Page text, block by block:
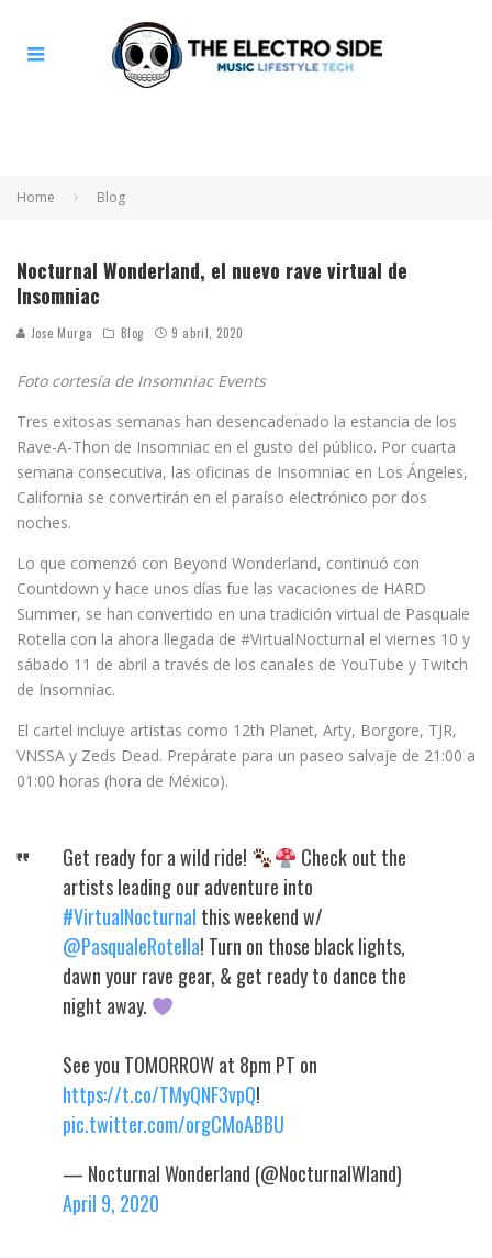
Home Blog
Nocturnal Wonderland, el nuevo rave virtual de
Insomniac
Jose Murga Blog 9 abril, 2020
Foto cortesía de Insomniac Events
Tres exitosas semanas han desencadenado la estancia de los
Rave-A-Thon de Insomniac en el gusto del público. Por cuarta
semana consecutiva, las oficinas de Insomniac en Los Ángeles,
California se convertirán en el paraíso electrónico por dos
noches.
Lo que comenzó con Beyond Wonderland, continuó con
Countdown y hace unos días fue las vacaciones de HARD
Summer, se han convertido en una tradición virtual de Pasquale
Rotella con la ahora llegada de #VirtualNocturnal el viernes 10 y
sábado 11 de abril a través de los canales de YouTube y Twitch
de Insomniac.
El cartel incluye artistas como 12th Planet, Arty, Borgore, TJR,
VNSSA y Zeds Dead. Prepárate para un paseo salvaje de 21:00 a
01:00 horas (hora de México).
Get ready for a wild ride!
Check out the
artists leading our adventure into
#VirtualNocturnal this weekend w/
@PasqualeRotella! Turn on those black lights,
dawn your rave gear, & get ready to dance the
night away.
See you TOMORROW at 8pm PT on
https://t.co/TMyQNF3vpQ!
pic.twitter.com/orgCMoABBU
— Nocturnal Wonderland (@NocturnalWland)
April 9, 2020